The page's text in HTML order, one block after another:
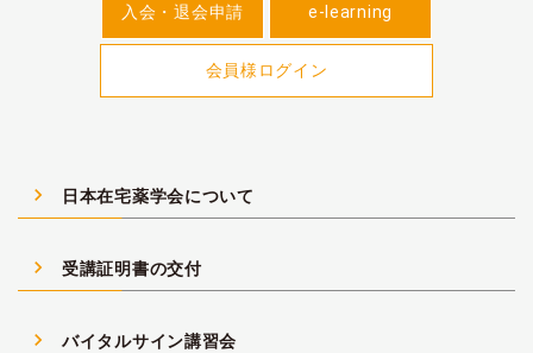
入会・退会申請 e-learning
会員様ログイン
navigate_next 日本在宅薬学会について
navigate_next 受講証明書の交付
navigate_next バイタルサイン講習会